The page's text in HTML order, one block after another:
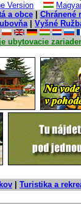
Version
a obce| Chránené
| Vyšné
ubytovacie
Turistika a